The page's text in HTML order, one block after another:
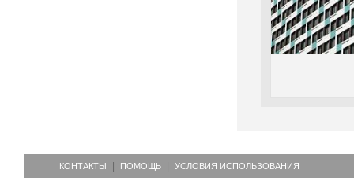
КОНТАКТЫ ПОМОЩЬ УСЛОВИЯ ИСПОЛЬЗОВАНИЯ